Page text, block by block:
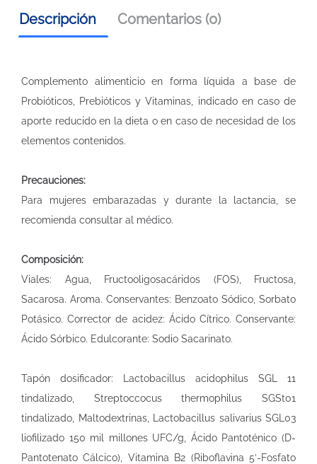
Descripción Comentarios (0)
Complemento alimenticio en forma líquida a base de
Probióticos, Prebióticos y Vitaminas, indicado en caso de
aporte reducido en la dieta o en caso de necesidad de los
elementos contenidos.
Precauciones:
Para mujeres embarazadas y durante la lactancia, se
recomienda consultar al médico.
Composición:
Viales: Agua, Fructooligosacáridos (FOS), Fructosa,
Sacarosa. Aroma. Conservantes: Benzoato Sódico, Sorbato
Potásico. Corrector de acidez: Ácido Cítrico. Conservante:
Ácido Sórbico. Edulcorante: Sodio Sacarinato.
Tapón dosificador: Lactobacillus acidophilus SGL 11
tindalizado, Streptoccocus thermophilus SGSt01
tindalizado, Maltodextrinas, Lactobacillus salivarius SGL03
liofilizado 150 mil millones UFC/g, Ácido Pantoténico (D-
Pantotenato Cálcico), Vitamina B2 (Riboflavina 5’-Fosfato